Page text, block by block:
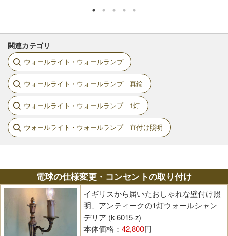
関連カテゴリ
ウォールライト・ウォールランプ
ウォールライト・ウォールランプ 真鍮
ウォールライト・ウォールランプ 1灯
ウォールライト・ウォールランプ 直付け照明
電球の仕様変更・コンセントの取り付け
イギリスから届いたおしゃれな壁付け照
明、アンティークの1灯ウォールシャン
デリア (k-6015-z)
本体価格： 42,800円